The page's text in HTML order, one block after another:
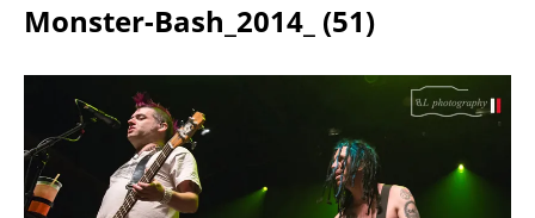
Monster-Bash_2014_ (51)